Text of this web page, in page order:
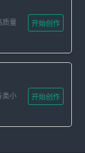
吗？爱情和数学
老师慢慢地
，而一旦找到，
那个等待解答
后脸上绽放出灿
质量
开始创作
类小
开始创作